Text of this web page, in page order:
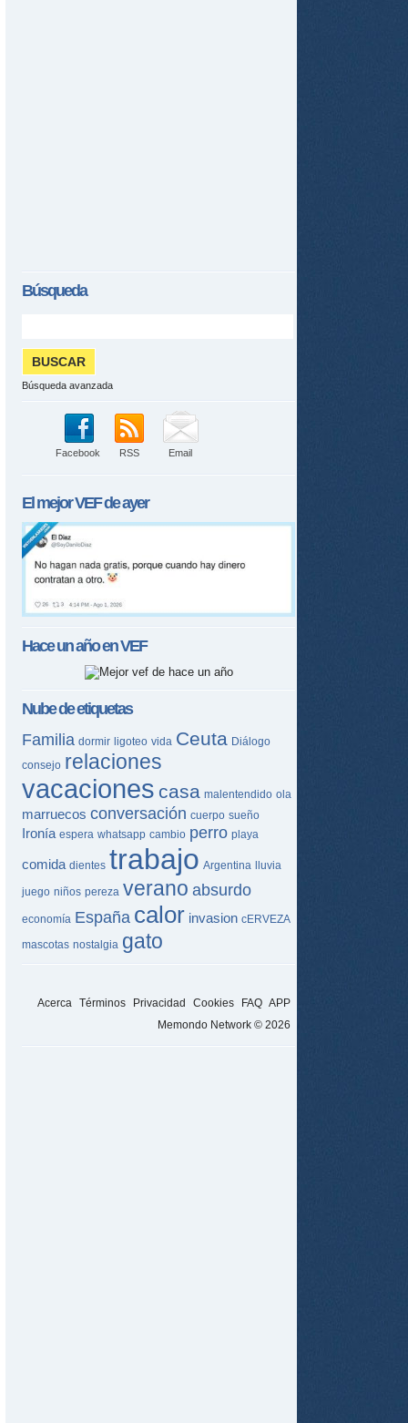
Búsqueda
Búsqueda avanzada
Facebook RSS Email
El mejorVEFde ayer
Hace un año enVEF
Nube de etiquetas
Familia dormir ligoteo vida Ceuta Diálogo
consejo relaciones
vacaciones casa malentendido ola
marruecos conversación cuerpo sueño
Ironía espera whatsapp cambio perro playa
comida dientes trabajo Argentina lluvia
juego niños pereza verano absurdo
economía España calor invasion cERVEZA
mascotas nostalgia gato
Acerca Términos Privacidad Cookies FAQ APP
Memondo Network © 2026